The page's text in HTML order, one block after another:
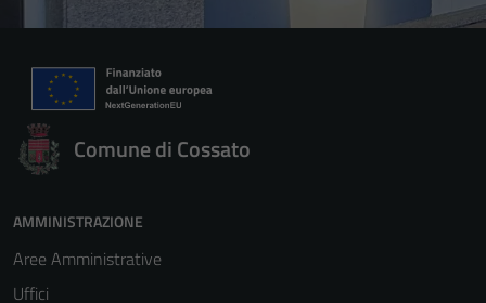
Comune di Cossato
AMMINISTRAZIONE
Aree Amministrative
Uffici